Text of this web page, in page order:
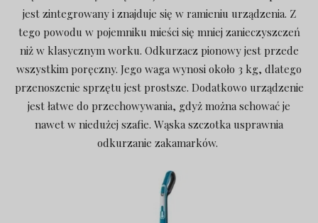
jest zintegrowany i znajduje się w ramieniu urządzenia. Z
tego powodu w pojemniku mieści się mniej zanieczyszczeń
niż w klasycznym worku. Odkurzacz pionowy jest przede
wszystkim poręczny. Jego waga wynosi około 3 kg, dlatego
przenoszenie sprzętu jest prostsze. Dodatkowo urządzenie
jest łatwe do przechowywania, gdyż można schować je
nawet w niedużej szafie. Wąska szczotka usprawnia
odkurzanie zakamarków.